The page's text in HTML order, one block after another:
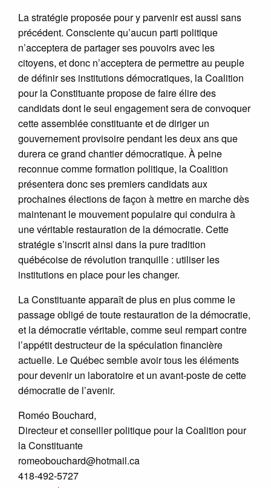
La stratégie proposée pour y parvenir est aussi sans
précédent. Consciente qu’aucun parti politique
n’acceptera de partager ses pouvoirs avec les
citoyens, et donc n’acceptera de permettre au peuple
de définir ses institutions démocratiques, la Coalition
pour la Constituante propose de faire élire des
candidats dont le seul engagement sera de convoquer
cette assemblée constituante et de diriger un
gouvernement provisoire pendant les deux ans que
durera ce grand chantier démocratique. À peine
reconnue comme formation politique, la Coalition
présentera donc ses premiers candidats aux
prochaines élections de façon à mettre en marche dès
maintenant le mouvement populaire qui conduira à
une véritable restauration de la démocratie. Cette
stratégie s’inscrit ainsi dans la pure tradition
québécoise de révolution tranquille : utiliser les
institutions en place pour les changer.
La Constituante apparaît de plus en plus comme le
passage obligé de toute restauration de la démocratie,
et la démocratie véritable, comme seul rempart contre
l’appétit destructeur de la spéculation financière
actuelle. Le Québec semble avoir tous les éléments
pour devenir un laboratoire et un avant-poste de cette
démocratie de l’avenir.
Roméo Bouchard,
Directeur et conseiller politique pour la Coalition pour
la Constituante
romeobouchard@hotmail.ca
418-492-5727